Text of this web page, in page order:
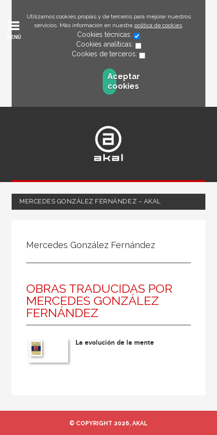
Utilizamos cookies propias y de terceros para mejorar nuestros
servicios. Más información en nuestra política de cookies.
Cookies técnicas:
Cookies analíticas:
Cookies de terceros:
Aceptar
cookies
MENÚ
MERCEDES GONZÁLEZ FERNÁNDEZ – AKAL
Coordinador
Editor
Editora
Escritora
Mercedes González Fernández
OBRAS TRADUCIDAS POR
MERCEDES GONZÁLEZ
FERNÁNDEZ
La evolución de la mente
© COPYRIGHT 2026, AKAL